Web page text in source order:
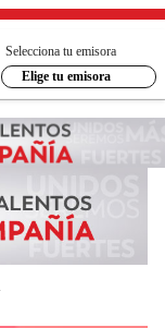
Selecciona tu emisora
Elige tu emisora